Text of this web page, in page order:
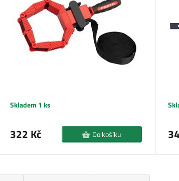
Skladem 1 ks
322 Kč Do košíku